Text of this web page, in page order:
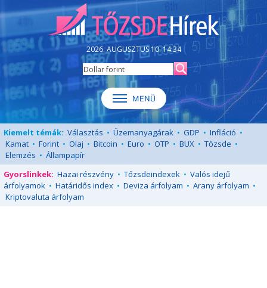
2026. AUGUSZTUS 10. 14:34
Kiemelt témák: Választás • Üzemanyagárak • GDP • Infláció •
Kamat • Forint • Olaj • Bitcoin • Euro • OTP • BUX • Tőzsde •
Elemzés • Állampapír
Gyorslinkek: Hazai részvény • Tőzsdeindexek • Valós idejű
árfolyamok • Határidős index • Deviza árfolyam • Arany árfolyam •
Kriptovaluta árfolyam